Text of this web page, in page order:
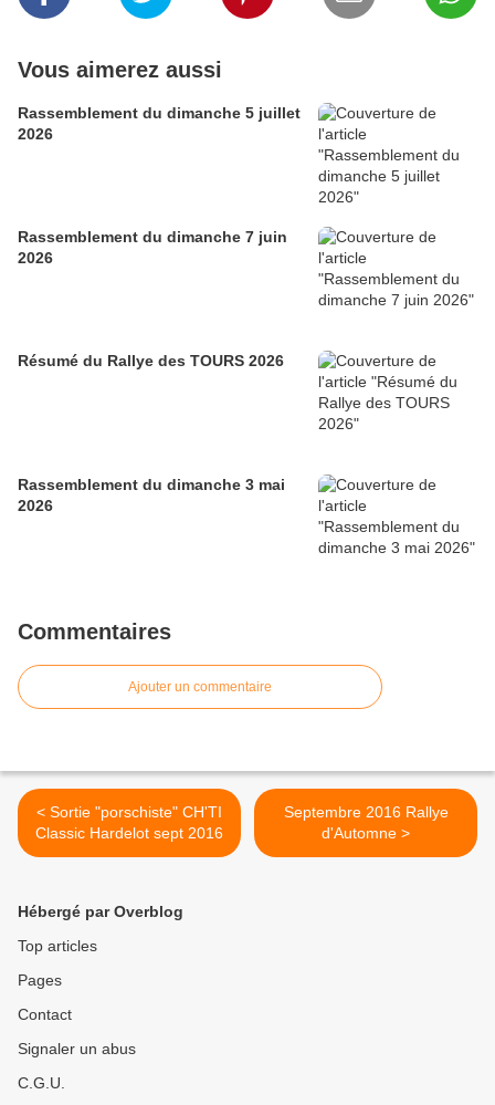
Vous aimerez aussi
Rassemblement du dimanche 5 juillet
2026
Rassemblement du dimanche 7 juin
2026
Résumé du Rallye des TOURS 2026
Rassemblement du dimanche 3 mai
2026
Commentaires
Ajouter un commentaire
< Sortie "porschiste" CH'TI
Classic Hardelot sept 2016
Septembre 2016 Rallye
d'Automne >
Hébergé par Overblog
Top articles
Pages
Contact
Signaler un abus
C.G.U.